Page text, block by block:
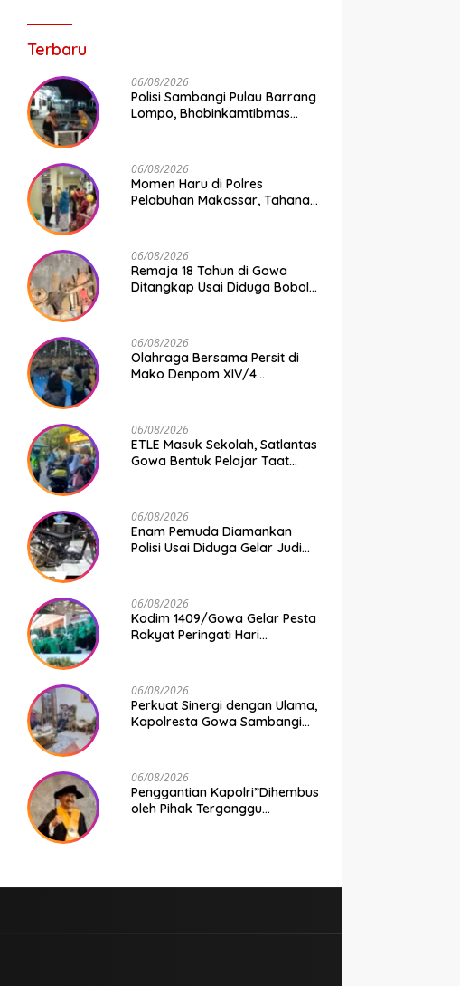
Terbaru
06/08/2026
Polisi Sambangi Pulau Barrang
Lompo, Bhabinkamtibmas
06/08/2026
Momen Haru di Polres
Pelabuhan Makassar, Tahanan
Pernikahan
06/08/2026
Remaja 18 Tahun di Gowa
Ditangkap Usai Diduga Bobol
06/08/2026
Olahraga Bersama Persit di
Mako Denpom XIV/4
Pertambahan Usia
06/08/2026
ETLE Masuk Sekolah, Satlantas
Gowa Bentuk Pelajar Taat
06/08/2026
Enam Pemuda Diamankan
Polisi Usai Diduga Gelar Judi
06/08/2026
Kodim 1409/Gowa Gelar Pesta
Rakyat Peringati Hari
06/08/2026
Perkuat Sinergi dengan Ulama,
Kapolresta Gowa Sambangi
06/08/2026
Penggantian Kapolri”Dihembus
oleh Pihak Terganggu